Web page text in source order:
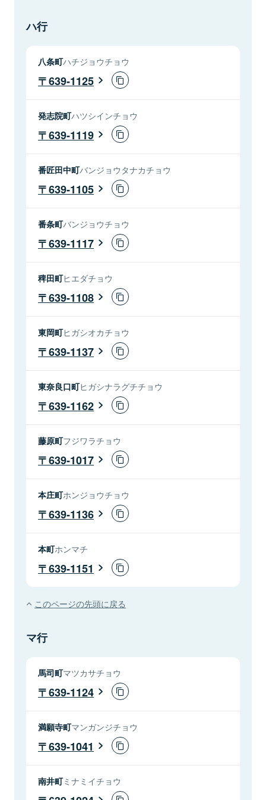
ハ行
八条町ハチジョウチョウ
639-1125
発志院町ハツシインチョウ
639-1119
番匠田中町バンジョウタナカチョウ
639-1105
番条町バンジョウチョウ
639-1117
稗田町ヒエダチョウ
639-1108
東岡町ヒガシオカチョウ
639-1137
東奈良口町ヒガシナラグチチョウ
639-1162
藤原町フジワラチョウ
639-1017
本庄町ホンジョウチョウ
639-1136
本町ホンマチ
639-1151
このページの先頭に戻る
マ行
馬司町マツカサチョウ
639-1124
満願寺町マンガンジチョウ
639-1041
南井町ミナミイチョウ